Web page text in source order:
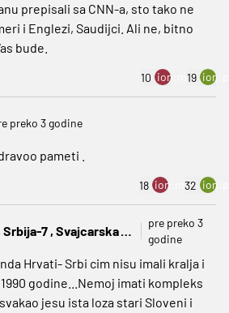
prepisali sa CNN-a, sto tako ne
i Englezi, Saudijci. Ali ne, bitno
bude.
10 ion:minus
19
preko 3 godine
pameti .
18 ion:minus
32
Srbija-7 , Svajcarska
pre preko 3
godine
Hrvati- Srbi cim nisu imali kralja i
godine...Nemoj imati kompleks
jesu ista loza stari Sloveni i